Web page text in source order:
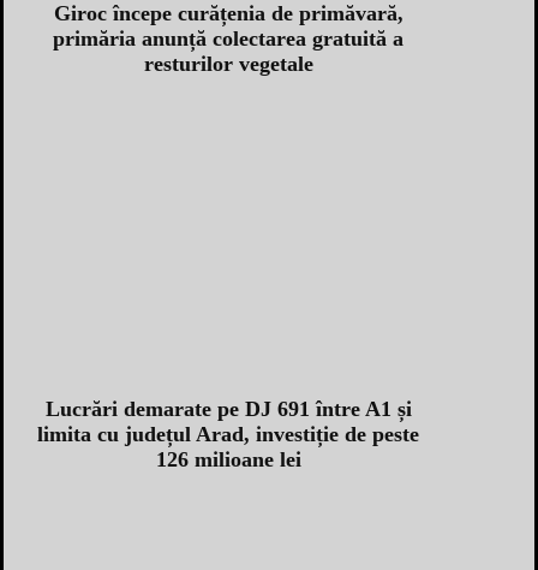
Giroc începe curățenia de primăvară,
primăria anunță colectarea gratuită a
resturilor vegetale
Lucrări demarate pe DJ 691 între A1 și
limita cu județul Arad, investiție de peste
126 milioane lei